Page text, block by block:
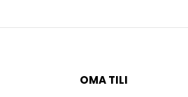
OMA TILI